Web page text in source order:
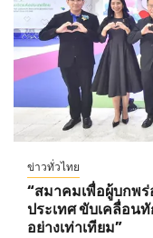
ข่าวทั่วไทย
“สมาคมเพื่อผู้บกพ
ประเทศ ขับเคลื่อน
อย่างเท่าเทียม”